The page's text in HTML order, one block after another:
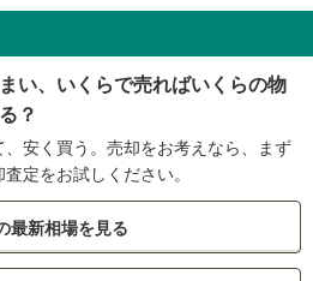
い、いくらで売ればいくらの物
？
、安く買う。売却をお考えなら、まず
定をお試しください。
最新相場を見る